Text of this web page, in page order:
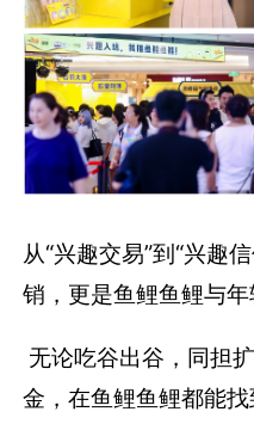
从“兴趣交易”到“兴趣
销，更是鱼鲤鱼鲤与年
无论吃谷出谷，同担
金，在鱼鲤鱼鲤都能找